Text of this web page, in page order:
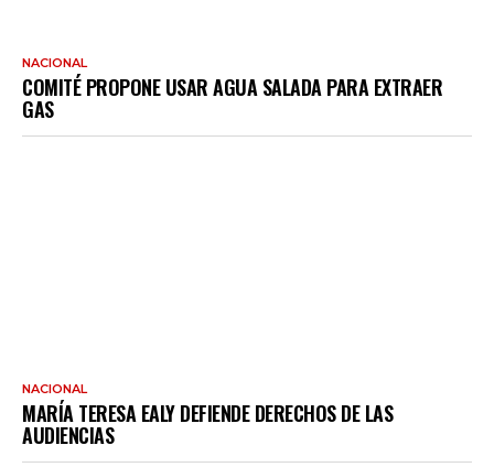
NACIONAL
COMITÉ PROPONE USAR AGUA SALADA PARA EXTRAER
GAS
NACIONAL
MARÍA TERESA EALY DEFIENDE DERECHOS DE LAS
AUDIENCIAS